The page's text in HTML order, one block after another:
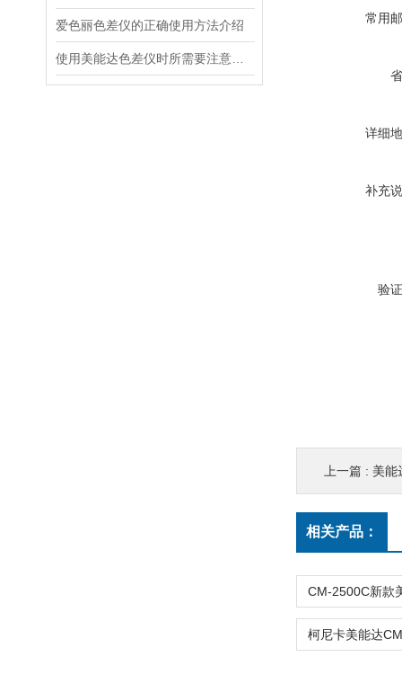
爱色丽色差仪的正确使用方法介绍 常用
详细
补充
验
上一篇 : 美能
相关产品：